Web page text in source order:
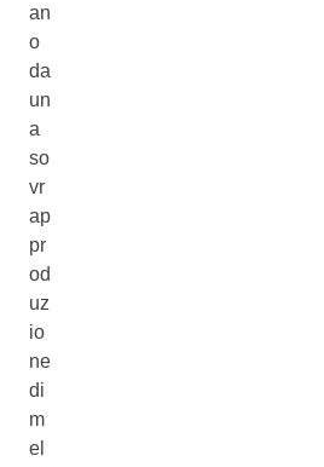
an
o
da
un
a
so
vr
ap
pr
od
uz
io
ne
di
m
el